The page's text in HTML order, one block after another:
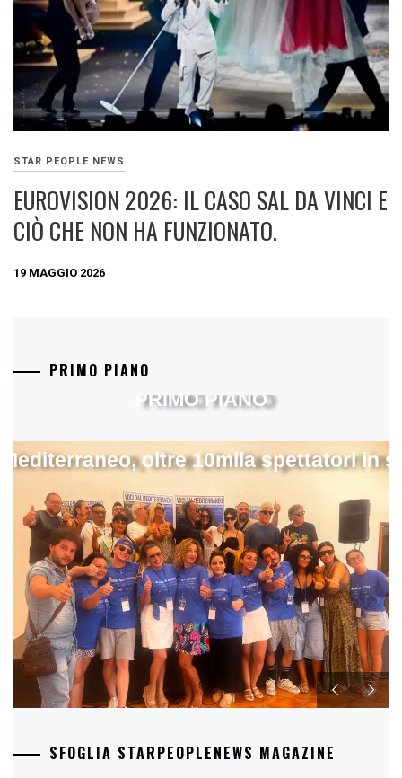
STAR PEOPLE NEWS
EUROVISION 2026: IL CASO SAL DA VINCI E
CIÒ CHE NON HA FUNZIONATO.
19 MAGGIO 2026
PRIMO PIANO
oltre 10mila spettatori in
PRIMO PIANO
SFOGLIA STARPEOPLENEWS MAGAZINE